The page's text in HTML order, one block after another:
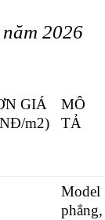
2026
GIÁ
m2)
MÔ
TẢ
Model
phẳng,